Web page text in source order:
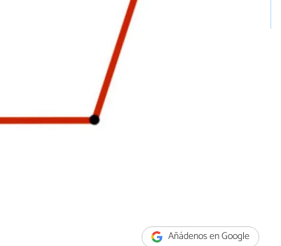
Añádenos en Google